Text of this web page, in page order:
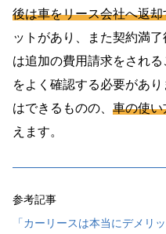
後は車をリース会社へ返
ットがあり、また契約満
は追加の費用請求をされ
をよく確認する必要があ
はできるものの、 車の使い
えます。
参考記事
「カーリースは本当にデメリ